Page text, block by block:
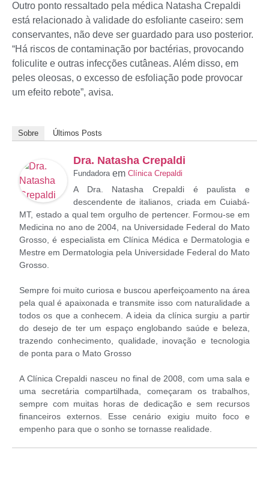
Outro ponto ressaltado pela médica Natasha Crepaldi
está relacionado à validade do esfoliante caseiro: sem
conservantes, não deve ser guardado para uso posterior.
“Há riscos de contaminação por bactérias, provocando
foliculite e outras infecções cutâneas. Além disso, em
peles oleosas, o excesso de esfoliação pode provocar
um efeito rebote”, avisa.
Sobre Últimos Posts
Dra. Natasha Crepaldi
Fundadoraem Clínica Crepaldi
A Dra. Natasha Crepaldi é paulista e
descendente de italianos, criada em Cuiabá-
MT, estado a qual tem orgulho de pertencer. Formou-se em
Medicina no ano de 2004, na Universidade Federal do Mato
Grosso, é especialista em Clínica Médica e Dermatologia e
Mestre em Dermatologia pela Universidade Federal do Mato
Grosso.
Sempre foi muito curiosa e buscou aperfeiçoamento na área
pela qual é apaixonada e transmite isso com naturalidade a
todos os que a conhecem. A ideia da clínica surgiu a partir
do desejo de ter um espaço englobando saúde e beleza,
trazendo conhecimento, qualidade, inovação e tecnologia
de ponta para o Mato Grosso
A Clínica Crepaldi nasceu no final de 2008, com uma sala e
uma secretária compartilhada, começaram os trabalhos,
sempre com muitas horas de dedicação e sem recursos
financeiros externos. Esse cenário exigiu muito foco e
empenho para que o sonho se tornasse realidade.